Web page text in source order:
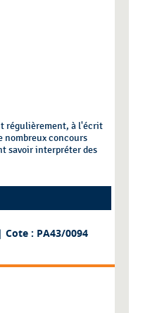
régulièrement, à l'écrit
nombreux concours
savoir interpréter des
| Cote : PA43/0094